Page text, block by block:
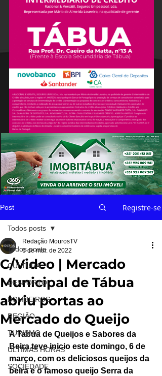
Post Registre-se
Todos posts
CULTURA
DESPORTO
BOMBEIROS
REGIÃO
TURISMO
ÚLTIMAS HORAS
SOCIEDADE
Todos posts
C/Video | Mercado
Municipal de Tábua
abriu portas ao
Mercado do Queijo
Redação MourosTV
6 de mar. de 2022
A Tabua de Queijos e Sabores da
Beira teve inicio este domingo, 6 de
março, com os deliciosos queijos da
beira e o famoso queijo Serra da